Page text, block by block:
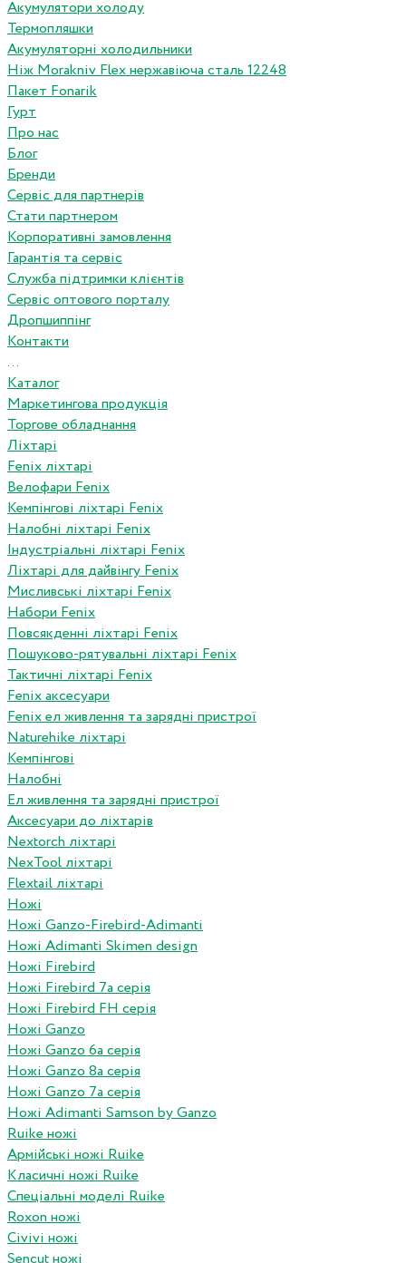
Акумулятори холоду
Термопляшки
Акумуляторні холодильники
Ніж Morakniv Flex нержавіюча сталь 12248
Пакет Fonarik
Гурт
Про нас
Блог
Бренди
Сервіс для партнерів
Стати партнером
Корпоративні замовлення
Гарантія та сервіс
Служба підтримки клієнтів
Сервіс оптового порталу
Дропшиппінг
Контакти
...
Каталог
Маркетингова продукція
Торгове обладнання
Ліхтарі
Fenix ліхтарі
Велофари Fenix
Кемпінгові ліхтарі Fenix
Налобні ліхтарі Fenix
Індустріальні ліхтарі Fenix
Ліхтарі для дайвінгу Fenix
Мисливські ліхтарі Fenix
Набори Fenix
Повсякденні ліхтарі Fenix
Пошуково-рятувальні ліхтарі Fenix
Тактичні ліхтарі Fenix
Fenix аксесуари
Fenix ел живлення та зарядні пристрої
Naturehike ліхтарі
Кемпінгові
Налобні
Ел живлення та зарядні пристрої
Аксесуари до ліхтарів
Nextorch ліхтарі
NexTool ліхтарі
Flextail ліхтарі
Ножі
Ножі Ganzo-Firebird-Adimanti
Ножі Adimanti Skimen design
Ножі Firebird
Ножі Firebird 7а серія
Ножі Firebird FH серія
Ножі Ganzo
Ножі Ganzo 6а серія
Ножі Ganzo 8а серія
Ножі Ganzo 7а серія
Ножі Adimanti Samson by Ganzo
Ruike ножі
Армійські ножі Ruike
Класичні ножі Ruike
Спеціальні моделі Ruike
Roxon ножi
Civivi ножі